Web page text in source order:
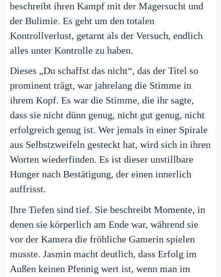
beschreibt ihren Kampf mit der Magersucht und
der Bulimie. Es geht um den totalen
Kontrollverlust, getarnt als der Versuch, endlich
alles unter Kontrolle zu haben.
Dieses „Du schaffst das nicht“, das der Titel so
prominent trägt, war jahrelang die Stimme in
ihrem Kopf. Es war die Stimme, die ihr sagte,
dass sie nicht dünn genug, nicht gut genug, nicht
erfolgreich genug ist. Wer jemals in einer Spirale
aus Selbstzweifeln gesteckt hat, wird sich in ihren
Worten wiederfinden. Es ist dieser unstillbare
Hunger nach Bestätigung, der einen innerlich
auffrisst.
Ihre Tiefen sind tief. Sie beschreibt Momente, in
denen sie körperlich am Ende war, während sie
vor der Kamera die fröhliche Gamerin spielen
musste. Jasmin macht deutlich, dass Erfolg im
Außen keinen Pfennig wert ist, wenn man im